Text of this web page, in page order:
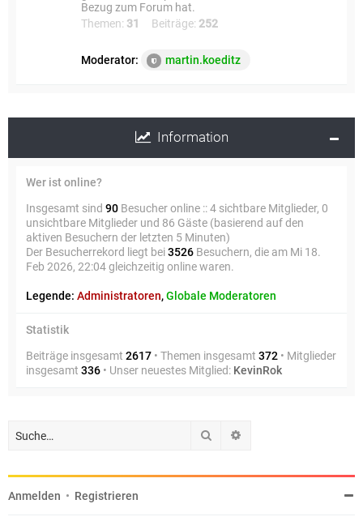
Bezug zum Forum hat.
Themen: 31 Beiträge: 252
Moderator: martin.koeditz
Information
Wer ist online?
Insgesamt sind 90 Besucher online :: 4 sichtbare Mitglieder, 0
unsichtbare Mitglieder und 86 Gäste (basierend auf den
aktiven Besuchern der letzten 5 Minuten)
Der Besucherrekord liegt bei3526 Besuchern, die am Mi 18.
Feb 2026, 22:04 gleichzeitig online waren.
Legende: Administratoren,Globale Moderatoren
Statistik
Beiträge insgesamt 2617 • Themen insgesamt 372 • Mitglieder
insgesamt 336 • Unser neuestes Mitglied: KevinRok
Suche
Anmelden • Registrieren